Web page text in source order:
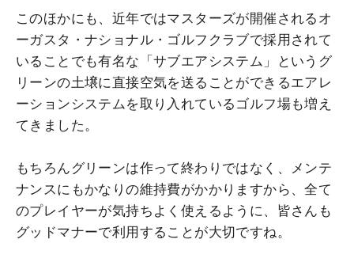
このほかにも、近年ではマスターズが開催されるオ
ーガスタ・ナショナル・ゴルフクラブで採用されて
いることでも有名な「サブエアシステム」というグ
リーンの土壌に直接空気を送ることができるエアレ
ーションシステムを取り入れているゴルフ場も増え
てきました。
もちろんグリーンは作って終わりではなく、メンテ
ナンスにもかなりの維持費がかかりますから、全て
のプレイヤーが気持ちよく使えるように、皆さんも
グッドマナーで利用することが大切ですね。